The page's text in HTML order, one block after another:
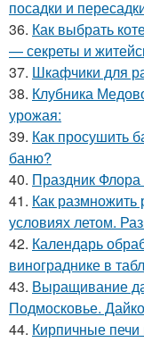
посадки и
36. Как выбрать
— секреты и
37. Шкафчики для
38. Клубника
урожая:
39. Как просушить
баню?
40. Праздник
41. Как
условиях летом.
42. Календарь
винограднике в
43. Выращивание
Подмосковье.
44. Кирпичные печи